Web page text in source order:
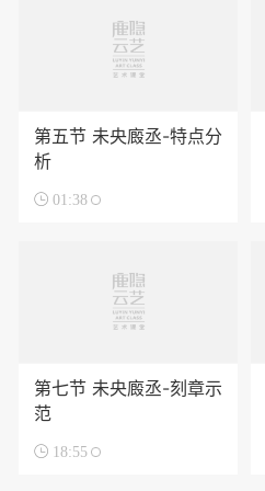
第五节 未央廄丞-特点分
析
 01:38
第七节 未央廄丞-刻章示
范
 18:55